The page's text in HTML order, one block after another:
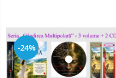
-24%